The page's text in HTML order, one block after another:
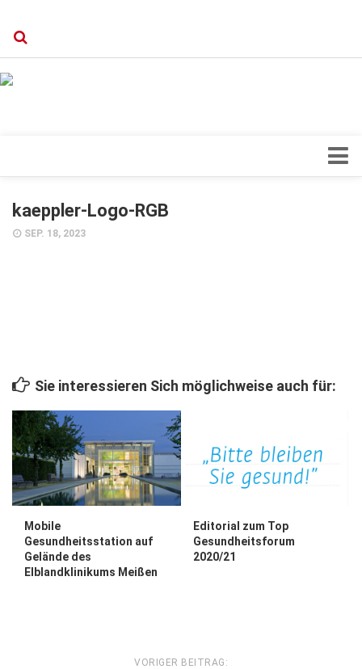
Forschung
Forum Gesundheit
Allgemein
Sehen
Innovationen
Kampf gegen Krebs
Hören
kaeppler-Logo-RGB
SEP. 18, 2023
Sie interessieren Sich möglichweise auch für:
Mobile
Gesundheitsstation auf
Gelände des
Elblandklinikums Meißen
Editorial zum Top
Gesundheitsforum
2020/21
VORIGER BEITRAG: